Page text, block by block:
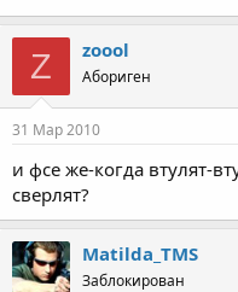
Z zoool
Абориген
31 Мар 2010
и фсе же-когда втулят-
сверлят?
Matilda_TMS
Заблокирован